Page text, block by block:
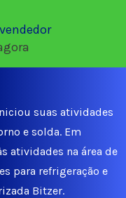
suas atividades
e solda. Em
atividades na área de
para refrigeração e
Bitzer.